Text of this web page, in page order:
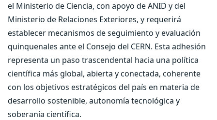
el Ministerio de Ciencia, con apoyo de ANID y del
Ministerio de Relaciones Exteriores, y requerirá
establecer mecanismos de seguimiento y evaluación
quinquenales ante el Consejo del CERN. Esta adhesión
representa un paso trascendental hacia una política
científica más global, abierta y conectada, coherente
con los objetivos estratégicos del país en materia de
desarrollo sostenible, autonomía tecnológica y
soberanía científica.